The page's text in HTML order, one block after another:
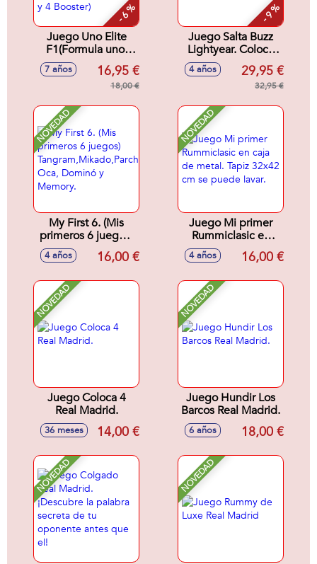
- 6 %
Juego Uno Elite
F1(Formula uno)
Starter Pack.
(Incluye Cartas
Metalizadas,Exclusivas
7 años 16,95 €
18,00 €
- 9 %
Juego Salta Buzz
Lightyear. Coloca
las varillas. Cuidado
puede saltar.
4 años 29,95 €
32,95 €
NOVEDAD
My First 6. (Mis
primeros 6 juegos)
Tangram,Mikado,Parchís,
Oca, Dominó y
4 años 16,00 €
NOVEDAD
Juego Mi primer
Rummiclasic en
caja de metal. Tapiz
32x42 cm se
4 años 16,00 €
NOVEDAD
Juego Coloca 4
Real Madrid.
36 meses 14,00 €
NOVEDAD
Juego Hundir Los
Barcos Real Madrid.
6 años 18,00 €
NOVEDAD NOVEDAD